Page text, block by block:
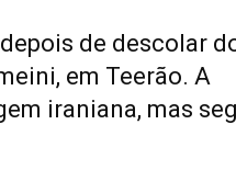
de descolar
em Teerão. A
iraniana, mas